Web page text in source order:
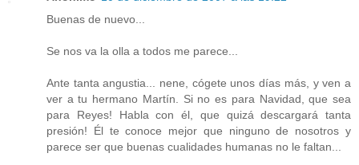
Buenas de nuevo...
Se nos va la olla a todos me parece...
Ante tanta angustia... nene, cógete unos días más, y ven a
ver a tu hermano Martín. Si no es para Navidad, que sea
para Reyes! Habla con él, que quizá descargará tanta
presión! Él te conoce mejor que ninguno de nosotros y
parece ser que buenas cualidades humanas no le faltan...